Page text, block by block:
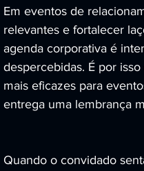
Em eventos de
relevantes e fortalecer
agenda corporativa é
despercebidas. É por
mais eficazes para
entrega uma lembrança
Quando o convidado